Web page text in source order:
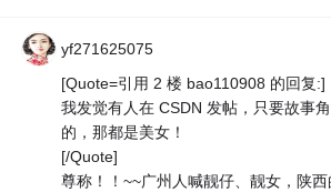
yf271625075
[Quote=引用 2 楼 bao110908 的回复:]
我发觉有人在 CSDN 发帖，只要故事
的，那都是美女！
[/Quote]
尊称！！~~广州人喊靓仔、靓女，陕西